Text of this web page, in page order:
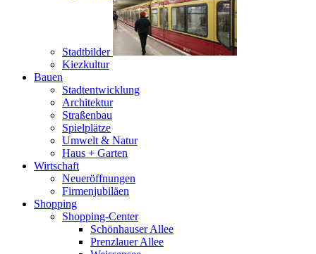
Stadtbilder
Kiezkultur
Bauen
Stadtentwicklung
Architektur
Straßenbau
Spielplätze
Umwelt & Natur
Haus + Garten
Wirtschaft
Neueröffnungen
Firmenjubiläen
Shopping
Shopping-Center
Schönhauser Allee
Prenzlauer Allee